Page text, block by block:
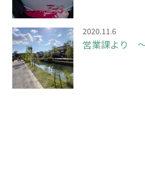
2020.11.6
営業課より